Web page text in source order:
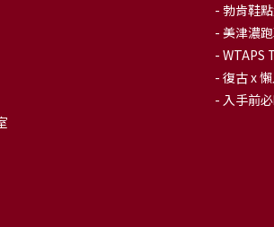
- 勃肯鞋
- 美津濃
- WTAPS
- 復古 x
- 入手前